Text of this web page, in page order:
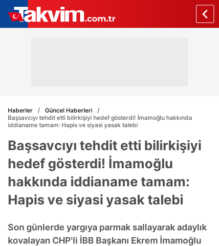
Haberler
Güncel Haberleri
Başsavcıyı tehdit etti bilirkişiyi hedef gösterdi! İmamoğlu hakkında
iddianame tamam: Hapis ve siyasi yasak talebi
Başsavcıyı tehdit etti bilirkişiyi
hedef gösterdi! İmamoğlu
hakkında iddianame tamam:
Hapis ve siyasi yasak talebi
Son günlerde yargıya parmak sallayarak adaylık
kovalayan CHP'li İBB Başkanı Ekrem İmamoğlu